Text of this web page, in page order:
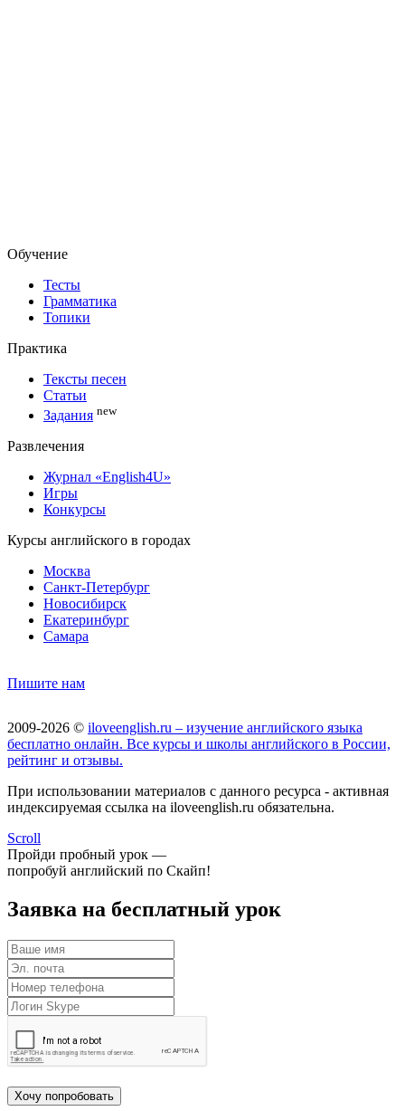
Обучение
Тесты
Грамматика
Топики
Практика
Тексты песен
Статьи
Задания new
Развлечения
Журнал «English4U»
Игры
Конкурсы
Курсы английского в городах
Москва
Санкт-Петербург
Новосибирск
Екатеринбург
Самара
Пишите нам
2009-2026 © iloveenglish.ru – изучение английского языка
бесплатно онлайн. Все курсы и школы английского в России,
рейтинг и отзывы.
При использовании материалов с данного ресурса - активная
индексируемая ссылка на iloveenglish.ru обязательна.
Scroll
Пройди пробный урок —
попробуй английский по Скайп!
Заявка на бесплатный урок